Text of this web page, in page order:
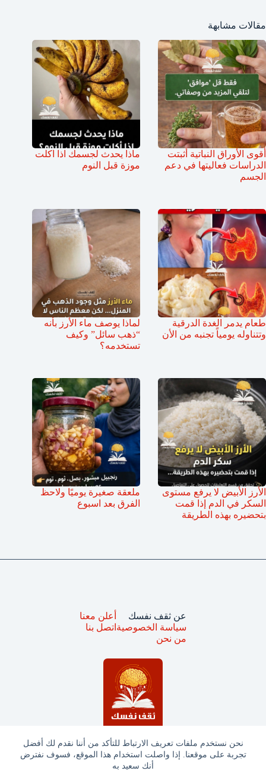
نحن نستخدم ملفات تعريف الارتباط للتأكد من أننا نقدم لك أفضل
تجربة على موقعنا. إذا واصلت استخدام هذا الموقع، فسوف نفترض
أنك سعيد به
مقالات مشابهة
أقوى الأوراق النباتية أثبتت
الدراسات فعاليتها في دعم
الجسم
ماذا يحدث لجسمك اذا اكلت
موزة قبل النوم
طعام يدمر الغدة الدرقية
وتتناوله يومياً تجنبه من الأن
لماذا يوصف ماء الأرز بأنه
“ذهب سائل” وكيف
تستخدمه؟
الأرز الأبيض لا يرفع مستوى
السكر في الدم إذا قمت
بتحضيره بهذه الطريقة
ملعقة صغيرة يوميًا ولاحظ
الفرق بعد اسبوع
جميع الحقوق محفوظة © ثقف نفسك 2025
عن ثقف نفسك
سياسة الخصوصية
من نحن
أعلن معنا
اتصل بنا